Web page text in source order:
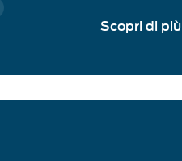
Scopri di più